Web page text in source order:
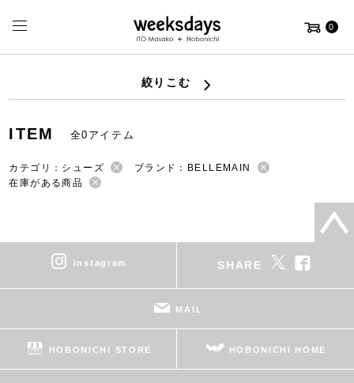
0
絞りこむ
ITEM 全0アイテム
カテゴリ：シューズ
ブランド：BELLEMAIN
在庫がある商品
instagram SHARE
MAIL
HOBONICHI STORE HOBONICHI HOME